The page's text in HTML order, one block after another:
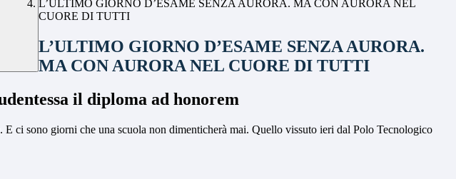
L’ULTIMO GIORNO D’ESAME SENZA AURORA. MA CON AURORA NEL
CUORE DI TUTTI
L’ULTIMO GIORNO D’ESAME SENZA AURORA.
MA CON AURORA NEL CUORE DI TUTTI
il diploma ad honorem
ci sono giorni che una scuola non dimenticherà mai. Quello vissuto ieri dal Polo Tecnologico